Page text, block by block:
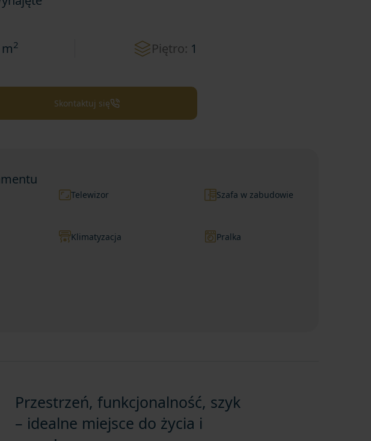
2 Piętro: 1
Skontaktuj się
Telewizor Szafa w zabudowie
Klimatyzacja Pralka
Przestrzeń, funkcjonalność, szyk
– idealne miejsce do życia i